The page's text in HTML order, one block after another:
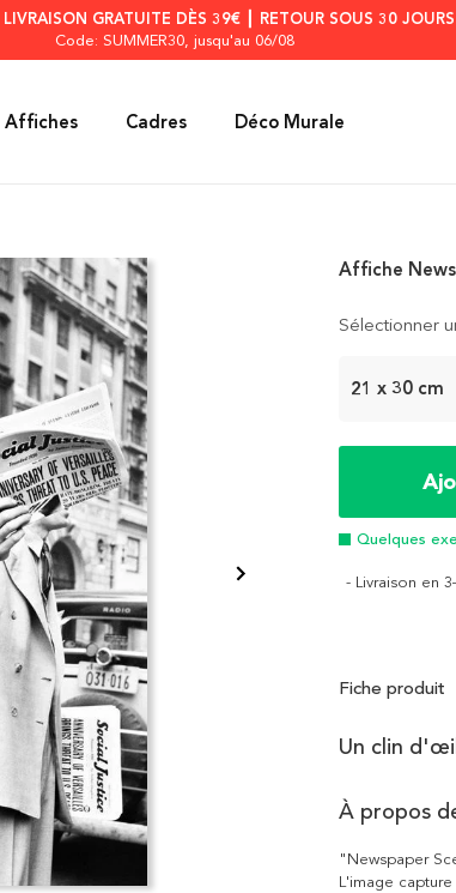
GRATUITE DÈS 39€ ┃ RETOUR SOUS 30
Code: SUMMER30, jusqu'au 06/08
Affiches Cadres Déco Murale
Sélectionner
21 x 30 cm
Quelques
- Livraison en
Affiche
Fiche produit
Un clin
À propos
"Newspaper
L'image